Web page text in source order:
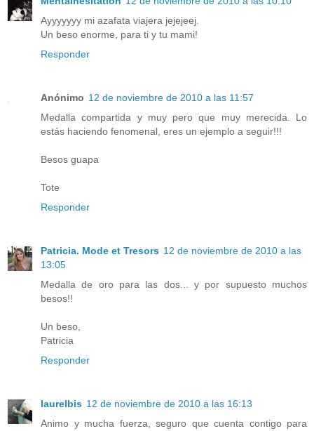
Ayyyyyyy mi azafata viajera jejejeej.
Un beso enorme, para ti y tu mami!
Responder
Anónimo 12 de noviembre de 2010 a las 11:57
Medalla compartida y muy pero que muy merecida. Lo
estás haciendo fenomenal, eres un ejemplo a seguir!!!
Besos guapa
Tote
Responder
Patricia. Mode et Tresors 12 de noviembre de 2010 a las
13:05
Medalla de oro para las dos... y por supuesto muchos
besos!!
Un beso,
Patricia
Responder
laurelbis 12 de noviembre de 2010 a las 16:13
Animo y mucha fuerza, seguro que cuenta contigo para